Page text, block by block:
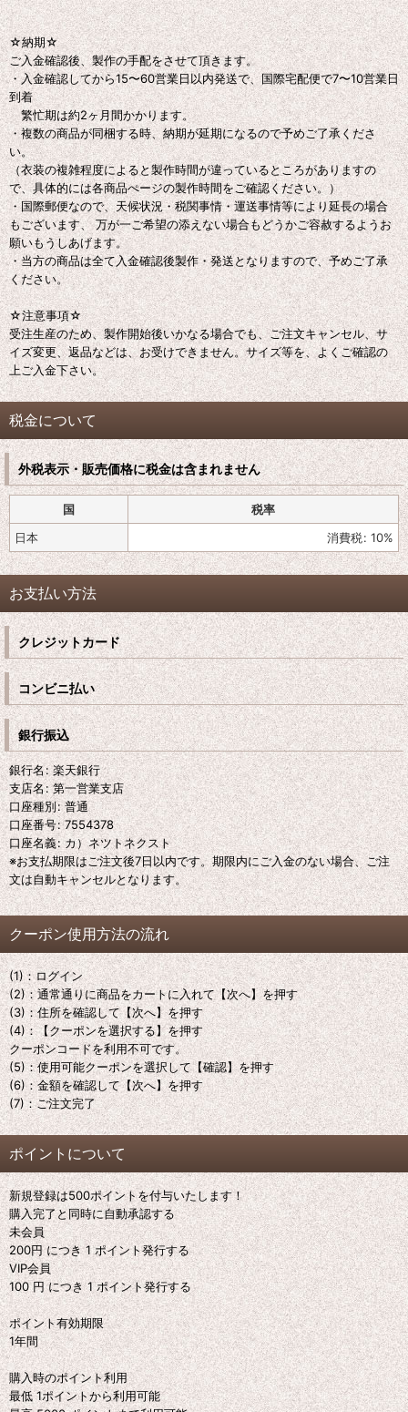
☆納期☆
ご入金確認後、製作の手配をさせて頂きます。
・入金確認してから15〜60営業日以内発送で、国際宅配便で7〜10営業日
到着
繁忙期は約2ヶ月間かかります。
・複数の商品が同梱する時、納期が延期になるので予めご了承くださ
い。
（衣装の複雑程度によると製作時間が違っているところがありますの
で、具体的には各商品ぺージの製作時間をご確認ください。）
・国際郵便なので、天候状況・税関事情・運送事情等により延長の場合
もございます、 万が一ご希望の添えない場合もどうかご容赦するようお
願いもうしあげます。
・当方の商品は全て入金確認後製作・発送となりますので、予めご了承
ください。
☆注意事項☆
受注生産のため、製作開始後いかなる場合でも、ご注文キャンセル、サ
イズ変更、返品などは、お受けできません。サイズ等を、よくご確認の
上ご入金下さい。
税金について
外税表示・販売価格に税金は含まれません
国
税率
日本
消費税: 10%
お支払い方法
クレジットカード
コンビニ払い
銀行振込
銀行名: 楽天銀行
支店名: 第一営業支店
口座種別: 普通
口座番号: 7554378
口座名義: カ）ネツトネクスト
※お支払期限はご注文後7日以内です。期限内にご入金のない場合、ご注
文は自動キャンセルとなります。
クーポン使用方法の流れ
(1)：ログイン
(2)：通常通りに商品をカートに入れて【次へ】を押す
(3)：住所を確認して【次へ】を押す
(4)：【クーポンを選択する】を押す
クーポンコードを利用不可です。
(5)：使用可能クーポンを選択して【確認】を押す
(6)：金額を確認して【次へ】を押す
(7)：ご注文完了
ポイントについて
新規登録は500ポイントを付与いたします！
購入完了と同時に自動承認する
未会員
200円 につき 1 ポイント発行する
VIP会員
100 円 につき 1 ポイント発行する
ポイント有効期限
1年間
購入時のポイント利用
最低 1ポイントから利用可能